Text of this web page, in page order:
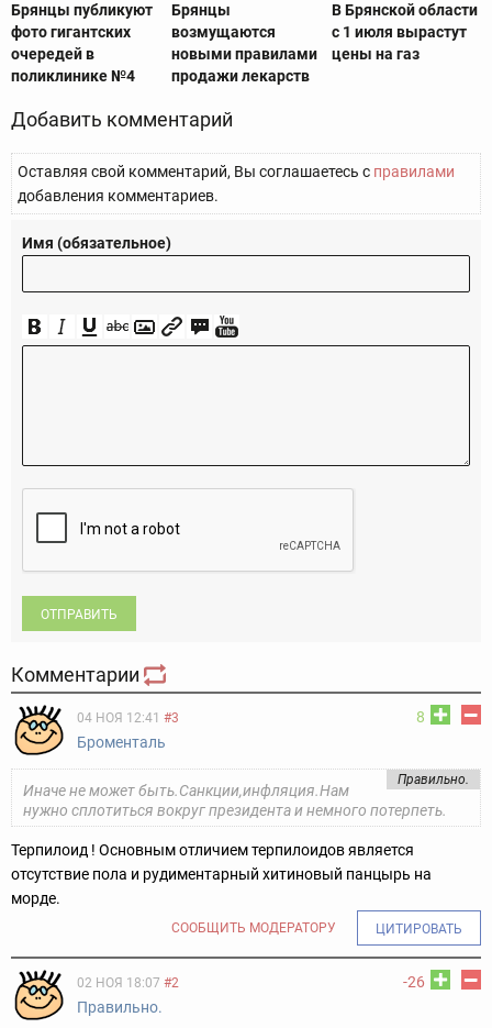
Брянцы публикуют
фото гигантских
очередей в
поликлинике №4
Брянцы
возмущаются
новыми правилами
продажи лекарств
В Брянской области
с 1 июля вырастут
цены на газ
Добавить комментарий
Оставляя свой комментарий, Вы соглашаетесь с правилами
добавления комментариев.
Имя (обязательное)
ОТПРАВИТЬ
Комментарии
8
04 НОЯ 12:41 #3
Броменталь
Правильно.
Иначе не может быть.Санкции,инфляция.Нам
нужно сплотиться вокруг президента и немного потерпеть.
Терпилоид ! Основным отличием терпилоидов является
отсутствие пола и рудиментарный хитиновый панцырь на
морде.
СООБЩИТЬ МОДЕРАТОРУ ЦИТИРОВАТЬ
-26
02 НОЯ 18:07 #2
Правильно.